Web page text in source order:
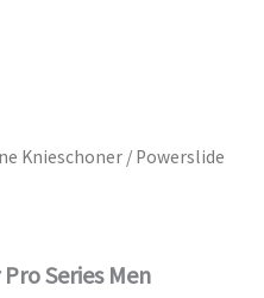
Knieschoner / Powerslide
Series Men